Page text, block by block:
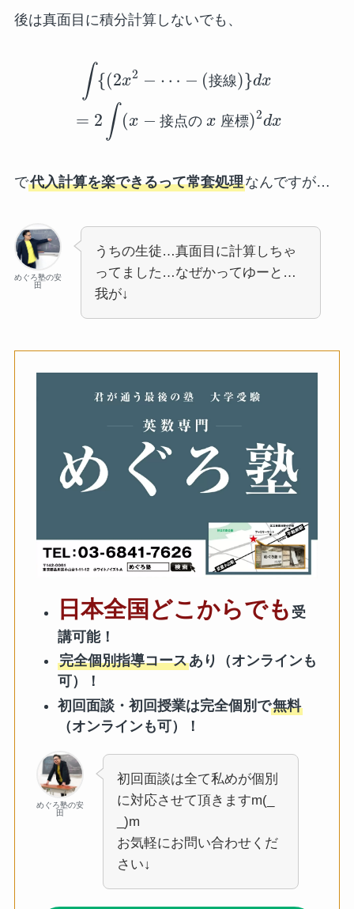
後は真面目に積分計算しないでも、
∫ {(2x2 − ⋯ − (接線)}dx
= 2 ∫ (x − 接点の x 座標)2dx
で代入計算を楽できるって常套処理なんですが…
めぐろ塾の安
田
うちの生徒…真面目に計算しちゃ
ってました…なぜかってゆーと…
我が↓
日本全国どこからでも 受
講可能！
完全個別指導コースあり（オンラインも
可）！
初回面談・初回授業は完全個別で無料
（オンラインも可）！
めぐろ塾の安
田
初回面談は全て私めが個別
に対応させて頂きますm(_
_)m
お気軽にお問い合わせくだ
さい↓